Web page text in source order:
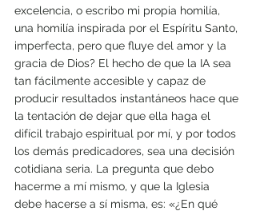
excelencia, o escribo mi propia homilía,
una homilía inspirada por el Espíritu Santo,
imperfecta, pero que fluye del amor y la
gracia de Dios? El hecho de que la IA sea
tan fácilmente accesible y capaz de
producir resultados instantáneos hace que
la tentación de dejar que ella haga el
difícil trabajo espiritual por mí, y por todos
los demás predicadores, sea una decisión
cotidiana seria. La pregunta que debo
hacerme a mí mismo, y que la Iglesia
debe hacerse a sí misma, es: «¿En qué